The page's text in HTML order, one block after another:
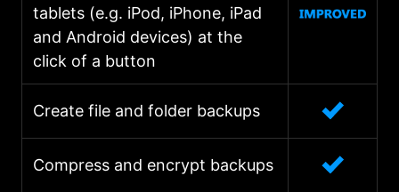
tablets (e.g. iPod, iPhone, iPad
and Android devices) at the
click of a button
Create file and folder backups
Compress and encrypt backups